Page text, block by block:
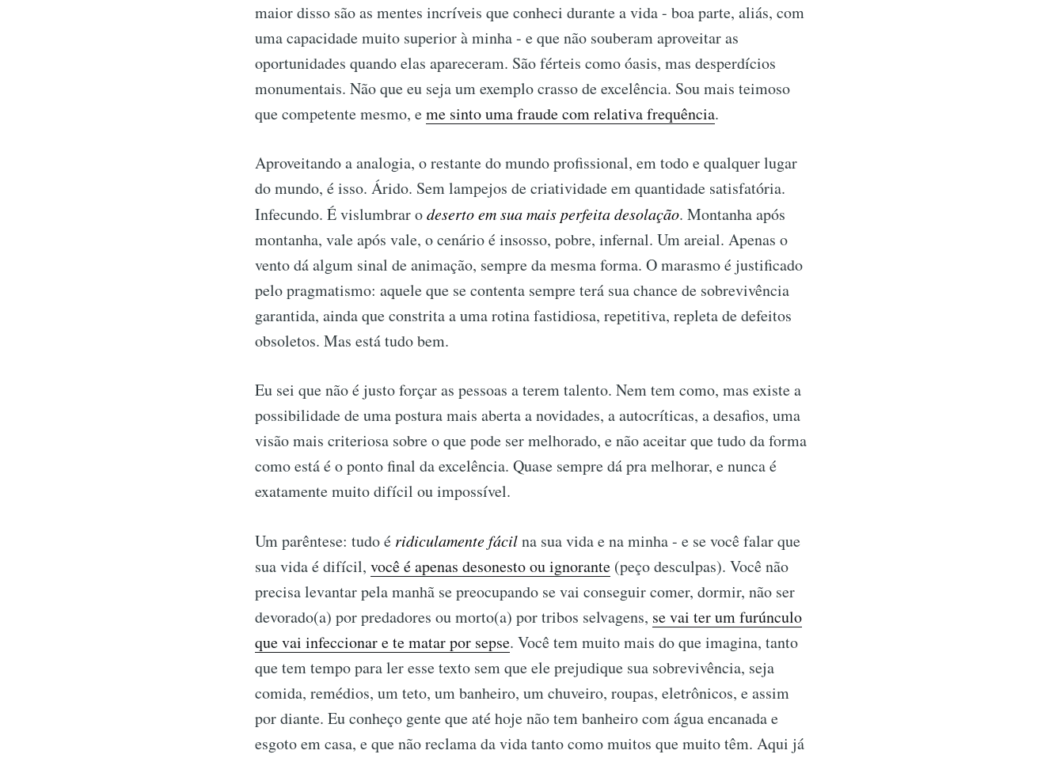
maior disso são as mentes incríveis que conheci durante a vida - boa parte, aliás, com
uma capacidade muito superior à minha - e que não souberam aproveitar as
oportunidades quando elas apareceram. São férteis como óasis, mas desperdícios
monumentais. Não que eu seja um exemplo crasso de excelência. Sou mais teimoso
que competente mesmo, eme sinto uma fraude com relativa frequência.
Aproveitando a analogia, o restante do mundo profissional, em todo e qualquer lugar
do mundo, é isso. Árido. Sem lampejos de criatividade em quantidade satisfatória.
Infecundo. É vislumbrar odeserto em sua mais perfeita desolação. Montanha após
montanha, vale após vale, o cenário é insosso, pobre, infernal. Um areial. Apenas o
vento dá algum sinal de animação, sempre da mesma forma. O marasmo é justificado
pelo pragmatismo: aquele que se contenta sempre terá sua chance de sobrevivência
garantida, ainda que constrita a uma rotina fastidiosa, repetitiva, repleta de defeitos
obsoletos. Mas está tudo bem.
Eu sei que não é justo forçar as pessoas a terem talento. Nem tem como, mas existe a
possibilidade de uma postura mais aberta a novidades, a autocríticas, a desafios, uma
visão mais criteriosa sobre o que pode ser melhorado, e não aceitar que tudo da forma
como está é o ponto final da excelência. Quase sempre dá pra melhorar, e nunca é
exatamente muito difícil ou impossível.
Um parêntese: tudo é ridiculamente fácilna sua vida e na minha - e se você falar que
sua vida é difícil, você é apenas desonesto ou ignorante (peço desculpas). Você não
precisa levantar pela manhã se preocupando se vai conseguir comer, dormir, não ser
devorado(a) por predadores ou morto(a) por tribos selvagens, se vai ter um furúnculo
que vai infeccionar e te matar por sepse. Você tem muito mais do que imagina, tanto
que tem tempo para ler esse texto sem que ele prejudique sua sobrevivência, seja
comida, remédios, um teto, um banheiro, um chuveiro, roupas, eletrônicos, e assim
por diante. Eu conheço gente que até hoje não tem banheiro com água encanada e
esgoto em casa, e que não reclama da vida tanto como muitos que muito têm. Aqui já